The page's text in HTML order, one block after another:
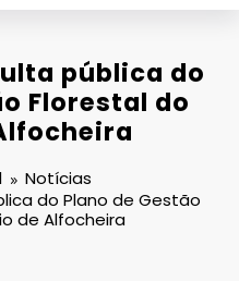
pública do
Florestal do
Notícias
do Plano de Gestão
de Alfocheira